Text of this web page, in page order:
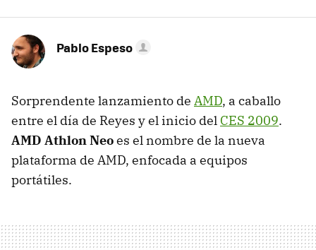
Pablo Espeso
Sorprendente lanzamiento de AMD, a caballo
entre el día de Reyes y el inicio del CES 2009.
AMD Athlon Neoes el nombre de la nueva
plataforma de AMD, enfocada a equipos
portátiles.